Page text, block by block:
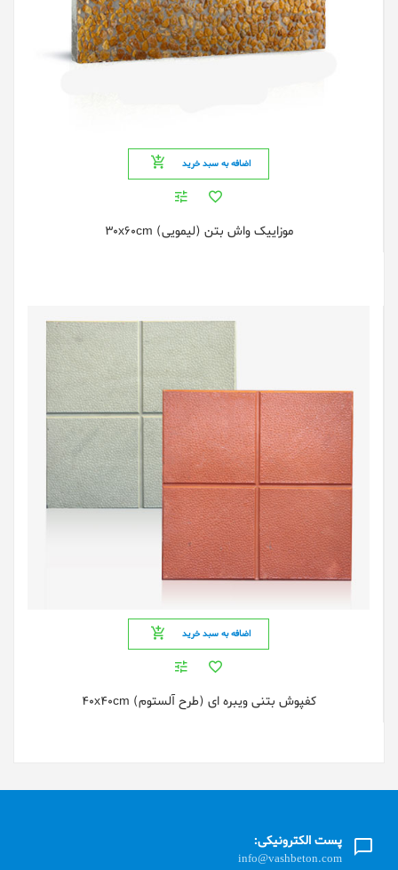
اضافه به سبد خرید
موزاییک واش بتن (لیمویی) 30x60cm
اضافه به سبد خرید
کفپوش بتنی ویبره ای (طرح آلستوم) 40x40cm
پست الکترونیکی:
info@vashbeton.com